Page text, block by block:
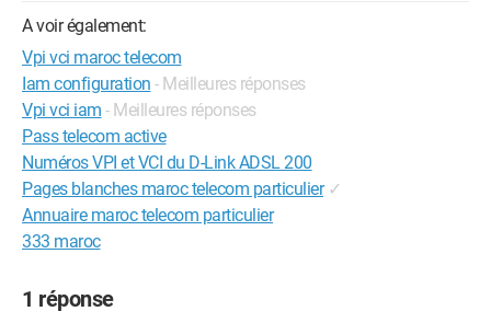
--!-i-!-i-!-i-!-i-!-i-!-i-!- Rien N'est Réel Que Les Rêves Et Les Imaginations -!-i-!-
i-!-i-!-i-!-i-!-i-!--
A voir également:
Vpi vci maroc telecom
Iam configuration - Meilleures réponses
Vpi vci iam - Meilleures réponses
Pass telecom active
Numéros VPI et VCI du D-Link ADSL 200
Pages blanches maroc telecom particulier ✓
Annuaire maroc telecom particulier
333 maroc
1 réponse